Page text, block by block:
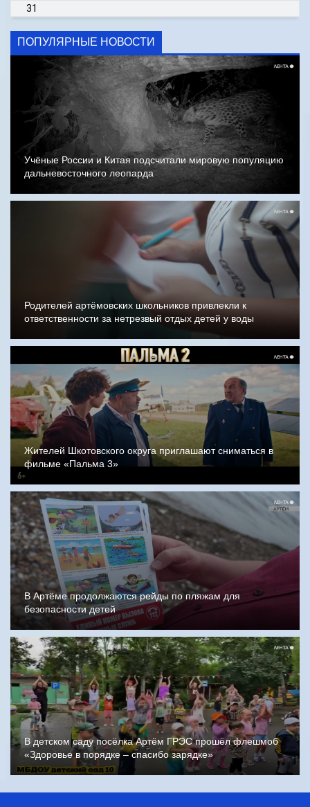
31
ПОПУЛЯРНЫЕ НОВОСТИ
Учёные России и Китая подсчитали мировую популяцию
дальневосточного леопарда
Родителей артёмовских школьников привлекли к
ответственности за нетрезвый отдых детей у воды
Жителей Шкотовского округа приглашают сниматься в
фильме «Пальма 3»
В Артёме продолжаются рейды по пляжам для
безопасности детей
В детском саду посёлка Артём ГРЭС прошёл флешмоб
«Здоровье в порядке – спасибо зарядке»